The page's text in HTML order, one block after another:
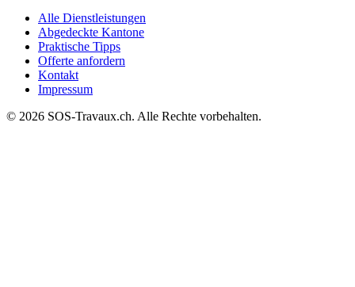
Alle Dienstleistungen
Abgedeckte Kantone
Praktische Tipps
Offerte anfordern
Kontakt
Impressum
© 2026 SOS-Travaux.ch. Alle Rechte vorbehalten.